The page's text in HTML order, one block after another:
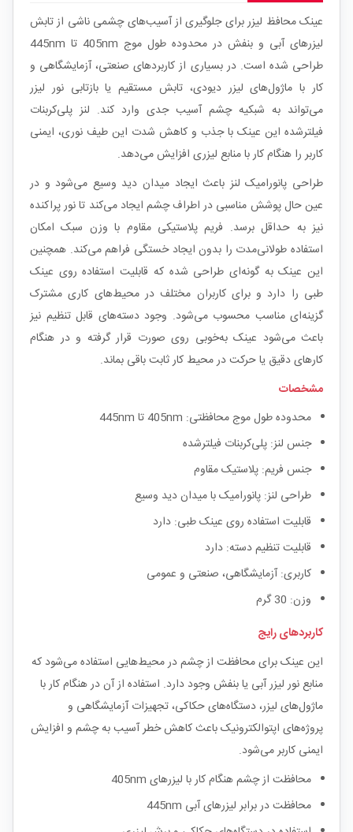
عینک محافظ لیزر برای جلوگیری از آسیب‌های چشمی ناشی از تابش
لیزرهای آبی و بنفش در محدوده طول موج 405nm تا 445nm
طراحی شده است. در بسیاری از کاربردهای صنعتی، آزمایشگاهی و
کار با ماژول‌های لیزر دیودی، تابش مستقیم یا بازتابی نور لیزر
می‌تواند به شبکیه چشم آسیب جدی وارد کند. لنز پلی‌کربنات
فیلترشده این عینک با جذب و کاهش شدت این طیف نوری، ایمنی
کاربر را هنگام کار با منابع لیزری افزایش می‌دهد.
طراحی پانورامیک لنز باعث ایجاد میدان دید وسیع می‌شود و در
عین حال پوشش مناسبی در اطراف چشم ایجاد می‌کند تا نور پراکنده
نیز به حداقل برسد. فریم پلاستیکی مقاوم با وزن سبک امکان
استفاده طولانی‌مدت را بدون ایجاد خستگی فراهم می‌کند. همچنین
این عینک به گونه‌ای طراحی شده که قابلیت استفاده روی عینک
طبی را دارد و برای کاربران مختلف در محیط‌های کاری مشترک
گزینه‌ای مناسب محسوب می‌شود. وجود دسته‌های قابل تنظیم نیز
باعث می‌شود عینک به‌خوبی روی صورت قرار گرفته و در هنگام
کارهای دقیق یا حرکت در محیط کار ثابت باقی بماند.
مشخصات
محدوده طول موج محافظتی: 405nm تا 445nm
جنس لنز: پلی‌کربنات فیلترشده
جنس فریم: پلاستیک مقاوم
طراحی لنز: پانورامیک با میدان دید وسیع
قابلیت استفاده روی عینک طبی: دارد
قابلیت تنظیم دسته: دارد
کاربری: آزمایشگاهی، صنعتی و عمومی
وزن: 30 گرم
کاربردهای رایج
این عینک برای محافظت از چشم در محیط‌هایی استفاده می‌شود که
منابع نور لیزر آبی یا بنفش وجود دارد. استفاده از آن در هنگام کار با
ماژول‌های لیزر، دستگاه‌های حکاکی، تجهیزات آزمایشگاهی و
پروژه‌های اپتوالکترونیک باعث کاهش خطر آسیب به چشم و افزایش
ایمنی کاربر می‌شود.
محافظت از چشم هنگام کار با لیزرهای 405nm
محافظت در برابر لیزرهای آبی 445nm